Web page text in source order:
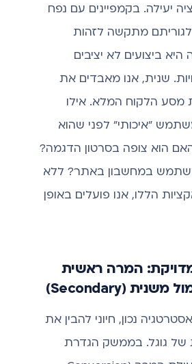
יעילה. בקמפיינים עם נפח
מתקשה לזהות
היא ביצועים לא יציבים
שנית, אנו מאבדים את
מסע הלקוח המלא. אילו
"איכותי" לפני שהוא
הוא צופה בסרטון הדגמה?
במחשבון באתר? ללא
הללו, אנו פועלים באופן
המרה ראשית
נכון, חיוני להבין את
של גוגל. בממשק הגדרת